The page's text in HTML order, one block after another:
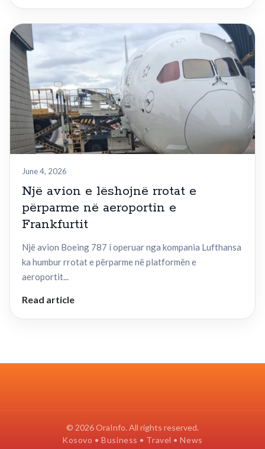
June 4, 2026
Një avion e lëshojnë rrotat e
përparme në aeroportin e
Frankfurtit
Një avion Boeing 787 i operuar nga kompania Lufthansa
ka humbur rrotat e përparme në platformën e
aeroportit...
Read article
© 2026 OraInfo. All rights reserved.
Kosovo • Business • Travel • News